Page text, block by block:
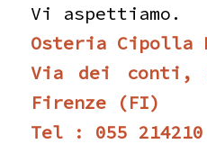
Vi aspettiamo.
Osteria Cipolla
Via dei conti,
Firenze (FI)
Tel : 055 214210 ‎